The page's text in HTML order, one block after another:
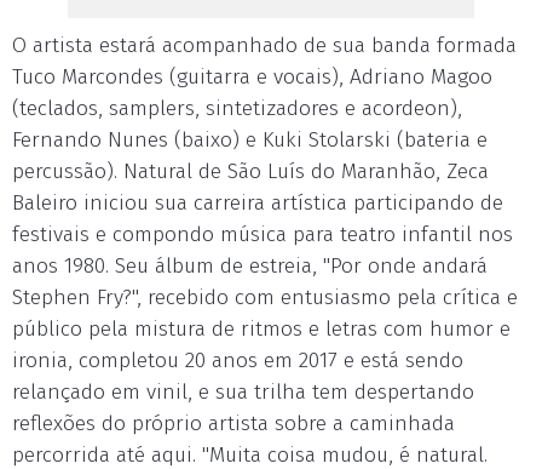
O artista estará acompanhado de sua banda formada
Tuco Marcondes (guitarra e vocais), Adriano Magoo
(teclados, samplers, sintetizadores e acordeon),
Fernando Nunes (baixo) e Kuki Stolarski (bateria e
percussão). Natural de São Luís do Maranhão, Zeca
Baleiro iniciou sua carreira artística participando de
festivais e compondo música para teatro infantil nos
anos 1980. Seu álbum de estreia, "Por onde andará
Stephen Fry?", recebido com entusiasmo pela crítica e
público pela mistura de ritmos e letras com humor e
ironia, completou 20 anos em 2017 e está sendo
relançado em vinil, e sua trilha tem despertando
reflexões do próprio artista sobre a caminhada
percorrida até aqui. "Muita coisa mudou, é natural.